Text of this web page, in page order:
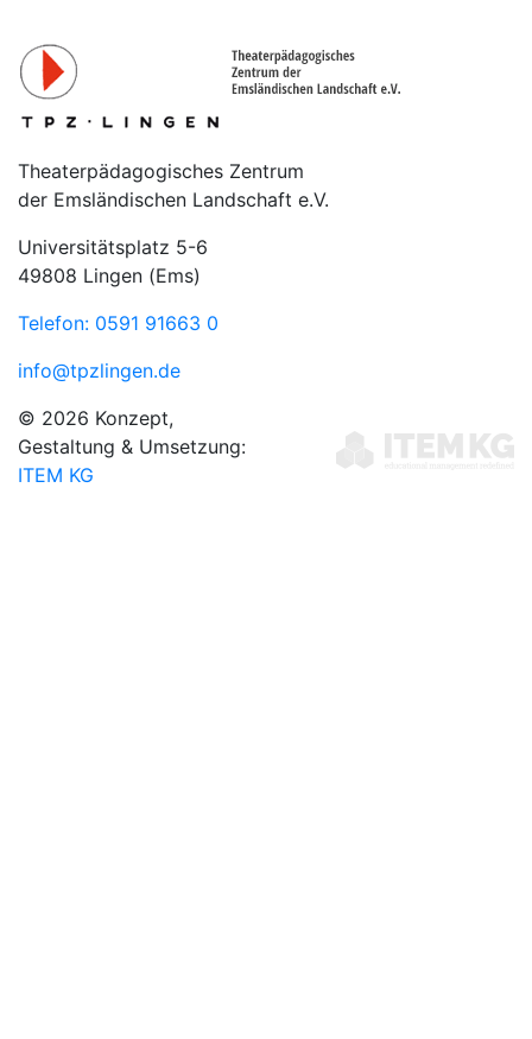
Theaterpädagogisches Zentrum
der Emsländischen Landschaft e.V.
Universitätsplatz 5-6
49808 Lingen (Ems)
Telefon: 0591 91663 0
info@tpzlingen.de
© 2026 Konzept,
Gestaltung & Umsetzung:
ITEM KG